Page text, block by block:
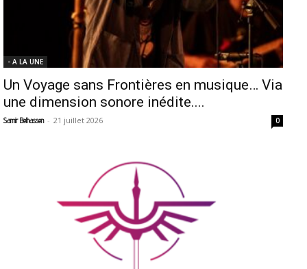
- A LA UNE
Un Voyage sans Frontières en musique… Via
une dimension sonore inédite....
Samir Belhassen - 21 juillet 2026 0